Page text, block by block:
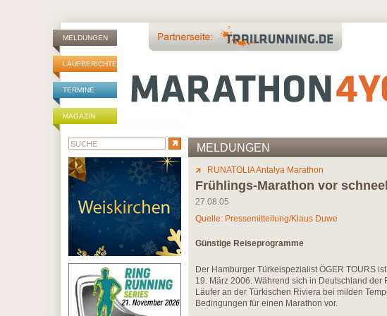
MELDUNGEN
LAUFBERICHTE
TERMINE
MAGAZIN
MELDUNGEN
RUNATOLIA Antalya Marathon
Frühlings-Marathon vor
27.08.05
Quelle: Pressemitteilung/Klaus Duwe
Günstige Reiseprogramme
Der Hamburger Türkeispezialist ÖGER TOURS
19. März 2006. Während sich in Deutschland
Läufer an der Türkischen Riviera bei milden
Bedingungen für einen Marathon vor.